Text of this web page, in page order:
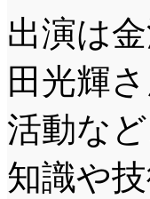
出演は
田光輝
活動な
知識や